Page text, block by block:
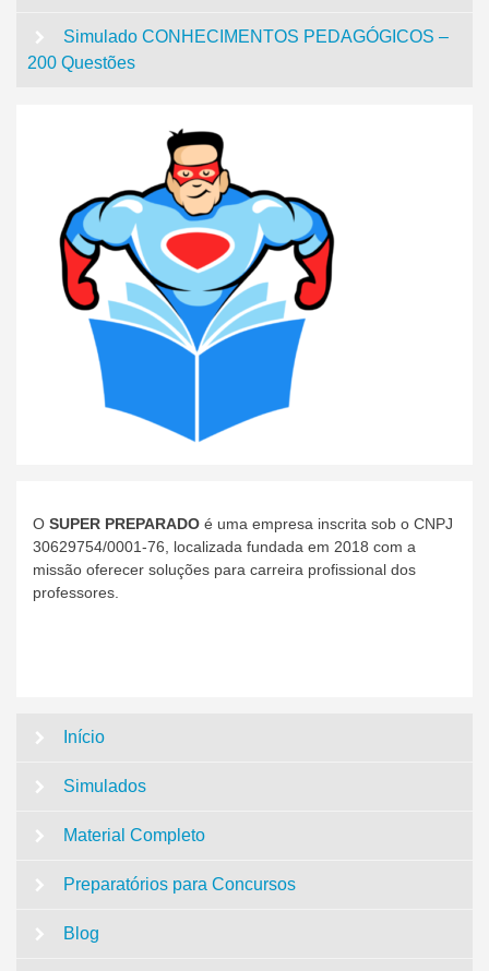
Simulado CONHECIMENTOS PEDAGÓGICOS –
200 Questões
O SUPER PREPARADO é uma empresa inscrita sob o CNPJ
30629754/0001-76, localizada fundada em 2018 com a
missão oferecer soluções para carreira profissional dos
professores.
Início
Simulados
Material Completo
Preparatórios para Concursos
Blog